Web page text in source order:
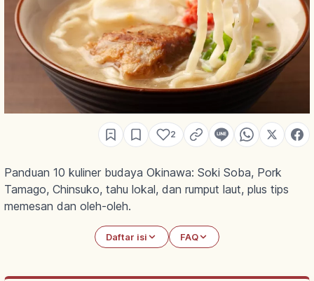
2
Panduan 10 kuliner budaya Okinawa: Soki Soba, Pork
Tamago, Chinsuko, tahu lokal, dan rumput laut, plus tips
memesan dan oleh-oleh.
Daftar isi FAQ